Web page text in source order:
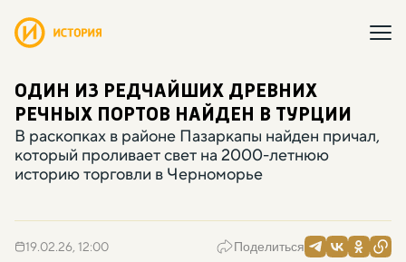
ОДИН ИЗ РЕДЧАЙШИХ ДРЕВНИХ
РЕЧНЫХ ПОРТОВ НАЙДЕН В ТУРЦИИ
В раскопках в районе Пазаркапы найден причал,
который проливает свет на 2000-летнюю
историю торговли в Черноморье
19.02.26, 12:00 Поделиться